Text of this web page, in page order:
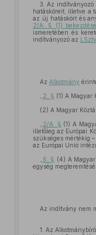
3. Az indítványozó
hatásköreit, illetve a
az új hatáskört és
2/A. § (1)
ismeretében és
indítványozó az LSztv.
Az Alkotmány
2. § (1) A Magyar
(2) A Magyar
2/A. § (1) A
illetőleg az Európai
szükséges mértékig –
az Európai Unió
6. § (4) A
egység
Az indítvány nem
1. Az